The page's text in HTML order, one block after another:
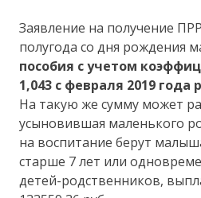
Заявление на получение
полугода со дня рождения
пособия с учетом
1,043 с февраля 2019 года
На такую же сумму может
усыновившая маленького
на воспитание берут
старше 7 лет или
детей-родственников,